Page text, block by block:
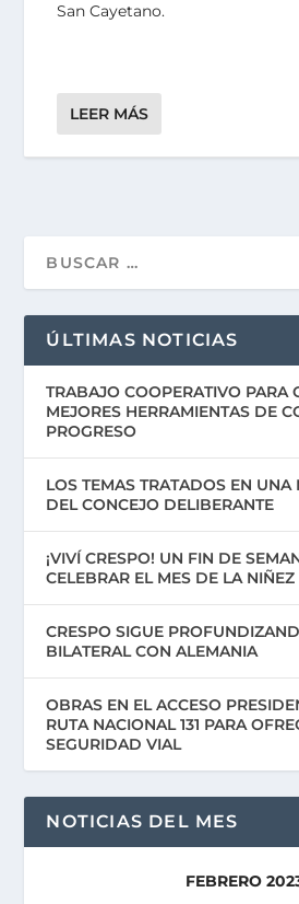
San Cayetano.
LEER MÁS
ÚLTIMAS NOTICIAS
TRABAJO COOPERATIVO PARA
MEJORES HERRAMIENTAS DE
PROGRESO
LOS TEMAS TRATADOS EN UNA
DEL CONCEJO DELIBERANTE
¡VIVÍ CRESPO! UN FIN DE
CELEBRAR EL MES DE LA NIÑEZ
CRESPO SIGUE
BILATERAL CON ALEMANIA
OBRAS EN EL ACCESO
RUTA NACIONAL 131 PARA
SEGURIDAD VIAL
NOTICIAS DEL MES
FEBRERO